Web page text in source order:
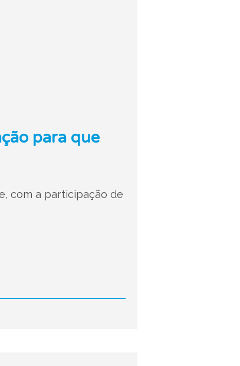
para que
com a participação de